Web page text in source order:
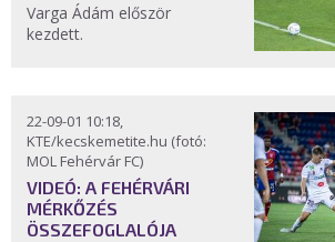
Varga Ádám először
kezdett.
22-09-01 10:18,
KTE/kecskemetite.hu (fotó:
MOL Fehérvár FC)
VIDEÓ: A FEHÉRVÁRI
MÉRKŐZÉS
ÖSSZEFOGLALÓJA